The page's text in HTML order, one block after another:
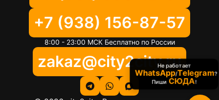
+7 (938) 156-87-57
8:00 - 23:00 МСК Бесплатно по России
zakaz@city2city.ru
Не работает
WhatsApp/Telegram?
Пиши СЮДА!